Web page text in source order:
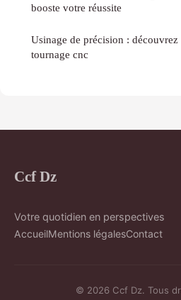
booste votre réussite
Usinage de précision :
tournage cnc
Ccf Dz
Votre quotidien en perspectives
AccueilMentions légalesContact
© 2026 Ccf Dz. Tous